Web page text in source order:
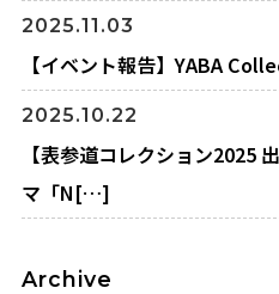
2025.11.03
【イベント報告】YABA
2025.10.22
【表参道コレクション2025
マ「N[…]
Archive